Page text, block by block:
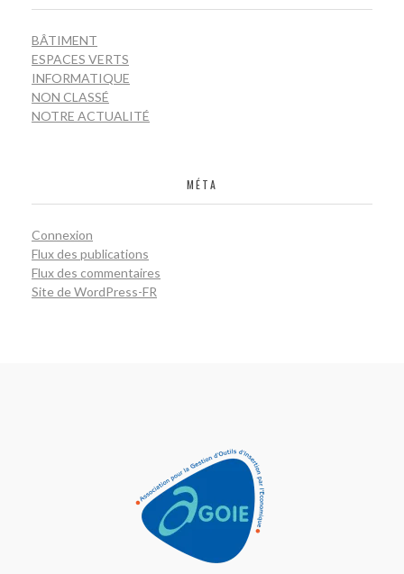
BÂTIMENT
ESPACES VERTS
INFORMATIQUE
NON CLASSÉ
NOTRE ACTUALITÉ
MÉTA
Connexion
Flux des publications
Flux des commentaires
Site de WordPress-FR